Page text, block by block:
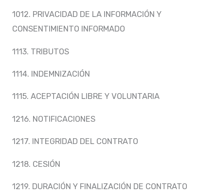
1012. PRIVACIDAD DE LA INFORMACIÓN Y
CONSENTIMIENTO INFORMADO
1113. TRIBUTOS
1114. INDEMNIZACIÓN
1115. ACEPTACIÓN LIBRE Y VOLUNTARIA
1216. NOTIFICACIONES
1217. INTEGRIDAD DEL CONTRATO
1218. CESIÓN
1219. DURACIÓN Y FINALIZACIÓN DE CONTRATO